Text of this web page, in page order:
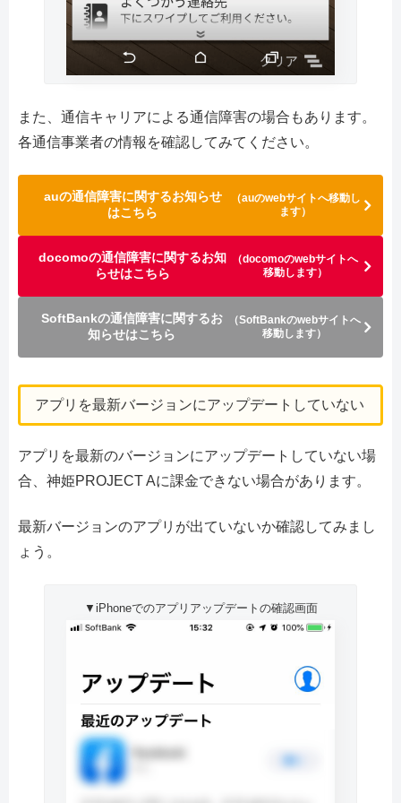
また、通信キャリアによる通信障害の場合もあります。
各通信事業者の情報を確認してみてください。
auの通信障害に関するお知らせ
はこちら
（auのwebサイトへ移動し
ます）
docomoの通信障害に関するお知
らせはこちら
（docomoのwebサイトへ
移動します）
SoftBankの通信障害に関するお
知らせはこちら
（SoftBankのwebサイトへ
移動します）
アプリを最新バージョンにアップデートしていない
アプリを最新のバージョンにアップデートしていない場
合、神姫PROJECT Aに課金できない場合があります。
最新バージョンのアプリが出ていないか確認してみまし
ょう。
▼iPhoneでのアプリアップデートの確認画面